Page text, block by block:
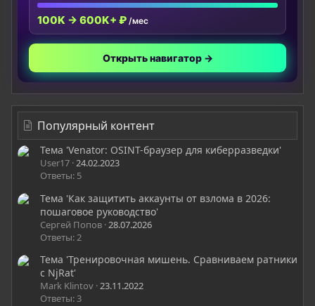
100K → 600K+ ₽ /мес
Открыть навигатор →
Популярный контент
Тема 'Venator: OSINT-браузер для киберразведки'
User17 24.02.2023
Ответы: 5
Тема 'Как защитить аккаунты от взлома в 2026:
пошаговое руководство'
Сергей Попов 28.07.2026
Ответы: 2
Тема 'Тренировочная мишень. Сравниваем ратники
с NjRat'
Mark Klintov 23.11.2022
Ответы: 3